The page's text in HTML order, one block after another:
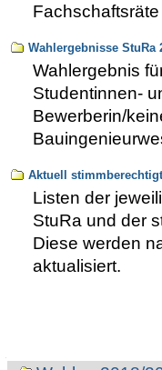
Wahlergebnisse StuRa
Wahlergebnis
Studentinnen-
Bewerberin/
Aktuell
Listen der
StuRa und der
Diese werden
aktualisiert.
Navigation